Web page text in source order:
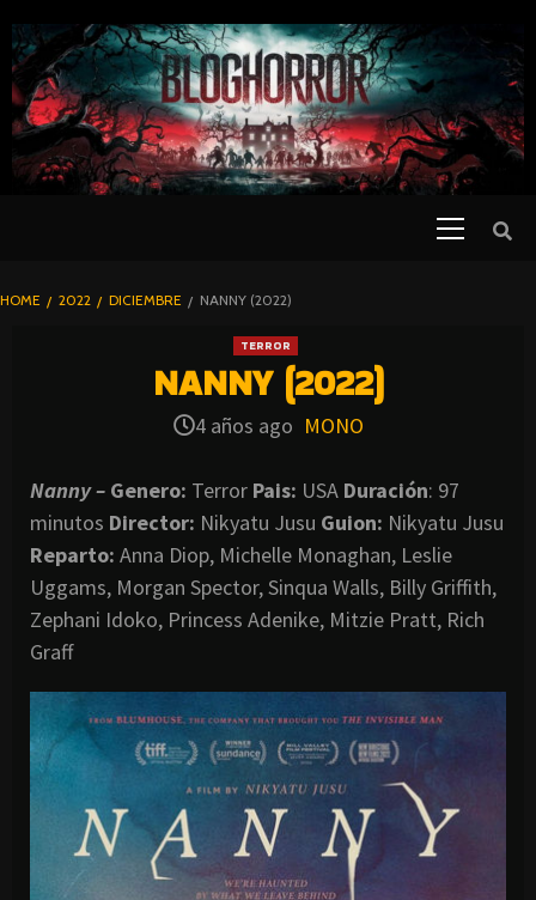
TO
CONTENT
BLOGHORROR
HOME 2022 DICIEMBRE NANNY (2022)
TERROR
NANNY (2022)
4 años ago MONO
Nanny – Genero: Terror Pais: USA Duración: 97
minutos Director: Nikyatu Jusu Guion: Nikyatu Jusu
Reparto: Anna Diop, Michelle Monaghan, Leslie
Uggams, Morgan Spector, Sinqua Walls, Billy Griffith,
Zephani Idoko, Princess Adenike, Mitzie Pratt, Rich
Graff